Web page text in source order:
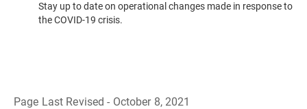
Stay up to date on operational changes made in response to
the COVID-19 crisis.
Page Last Revised - October 8, 2021